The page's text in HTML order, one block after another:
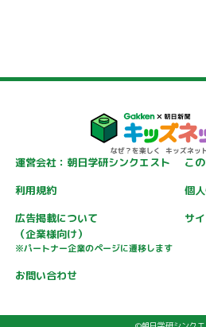
運営会社：朝日学研シンクエスト
こ
利用規約
個
広告掲載について
（企業様向け）
※パートナー企業のページに遷移します
サ
お問い合わせ